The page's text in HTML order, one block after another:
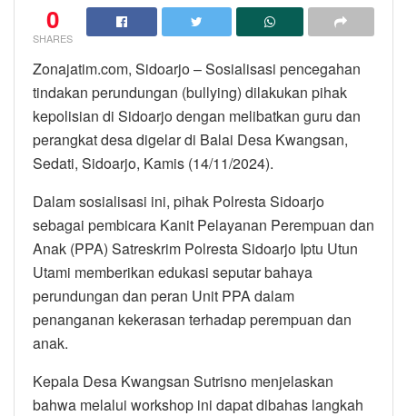
0
SHARES
Zonajatim.com, Sidoarjo – Sosialisasi pencegahan
tindakan perundungan (bullying) dilakukan pihak
kepolisian di Sidoarjo dengan melibatkan guru dan
perangkat desa digelar di Balai Desa Kwangsan,
Sedati, Sidoarjo, Kamis (14/11/2024).
Dalam sosialisasi ini, pihak Polresta Sidoarjo
sebagai pembicara Kanit Pelayanan Perempuan dan
Anak (PPA) Satreskrim Polresta Sidoarjo Iptu Utun
Utami memberikan edukasi seputar bahaya
perundungan dan peran Unit PPA dalam
penanganan kekerasan terhadap perempuan dan
anak.
Kepala Desa Kwangsan Sutrisno menjelaskan
bahwa melalui workshop ini dapat dibahas langkah